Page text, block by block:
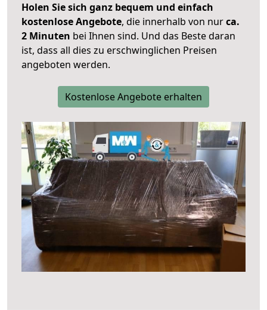
Holen Sie sich ganz bequem und einfach
kostenlose Angebote, die innerhalb von nurca.
2 Minuten bei Ihnen sind. Und das Beste daran
ist, dass all dies zu erschwinglichen Preisen
angeboten werden.
Kostenlose Angebote erhalten